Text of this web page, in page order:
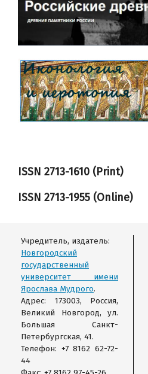
ISSN 2713-1610 (Print)
ISSN 2713-1955 (Online)
Учредитель, издатель:
Новгородский
государственный
университет имени
Ярослава Мудрого.
Адрес: 173003, Россия,
Великий Новгород, ул.
Большая Санкт-
Петербургская, 41.
Телефон: +7 8162 62-72-
44